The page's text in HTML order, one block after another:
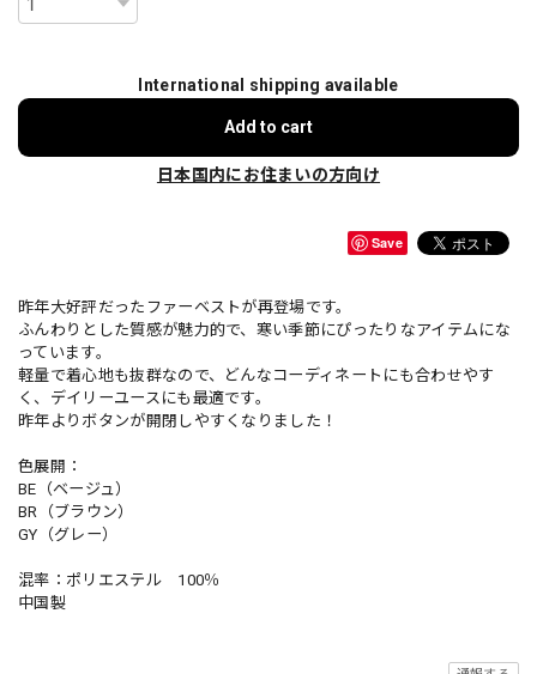
International shipping available
Add to cart
日本国内にお住まいの方向け
Save
昨年大好評だったファーベストが再登場です。
ふんわりとした質感が魅力的で、寒い季節にぴったりなアイテムにな
っています。
軽量で着心地も抜群なので、どんなコーディネートにも合わせやす
く、デイリーユースにも最適です。
昨年よりボタンが開閉しやすくなりました！
色展開：
BE（ベージュ）
BR（ブラウン）
GY（グレー）
混率：ポリエステル 100％
中国製